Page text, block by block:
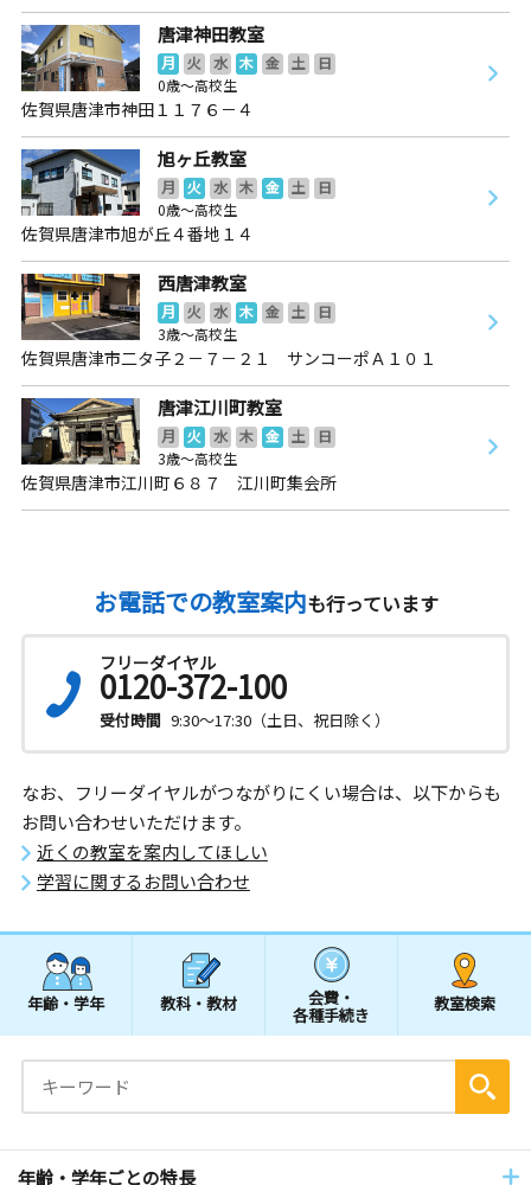
唐津神田教室
月 火 水 木 金 土
日
0歳～高校生
佐賀県唐津市神田１１７６－４
旭ヶ丘教室
月 火 水 木 金 土
日
0歳～高校生
佐賀県唐津市旭が丘４番地１４
西唐津教室
月 火 水 木 金 土
日
3歳～高校生
佐賀県唐津市二タ子２－７－２１ サンコーポＡ１０１
唐津江川町教室
月 火 水 木 金 土
日
3歳～高校生
佐賀県唐津市江川町６８７ 江川町集会所
お電話での教室案内も行っています
フリーダイヤル
0120-372-100
受付時間 9:30～17:30（土日、祝日除く）
なお、フリーダイヤルがつながりにくい場合は、以下からも
お問い合わせいただけます。
近くの教室を案内してほしい
学習に関するお問い合わせ
年齢・学年 教科・教材 会費・
各種手続き
教室検索
年齢・学年ごとの特長